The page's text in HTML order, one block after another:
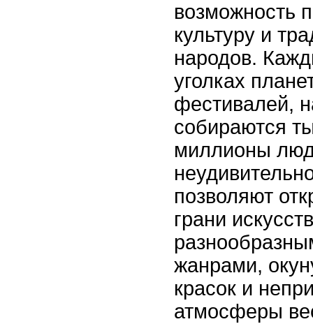
возможность
культуру и
народов.
уголках
фестивалей,
собираются
миллионы
позволяют
грани
жанрами,
красок и
атмосферы